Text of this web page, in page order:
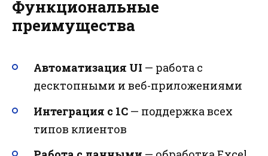
Функциональные
преимущества
Автоматизация UI — работа с
десктопными и веб-приложениями
Интеграция с 1С — поддержка всех
типов клиентов